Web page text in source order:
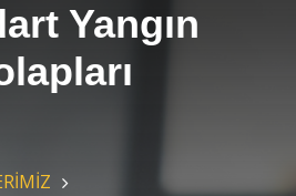
Yangın